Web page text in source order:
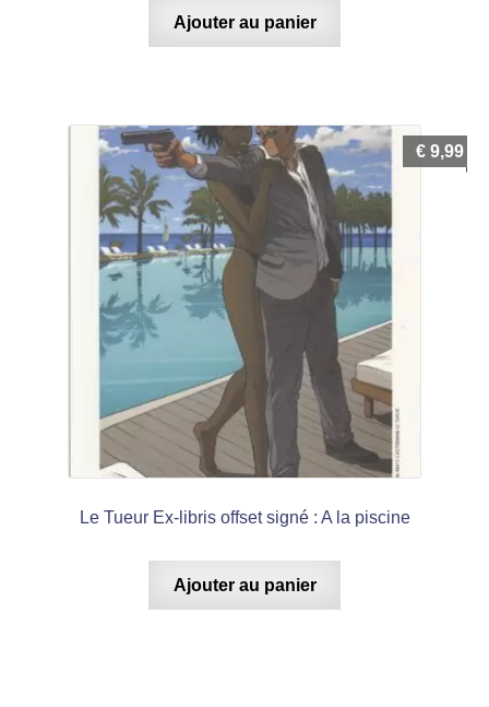
Ajouter au panier
Le Tueur Ex-libris offset signé : A la piscine
€ 9,99
Ajouter au panier